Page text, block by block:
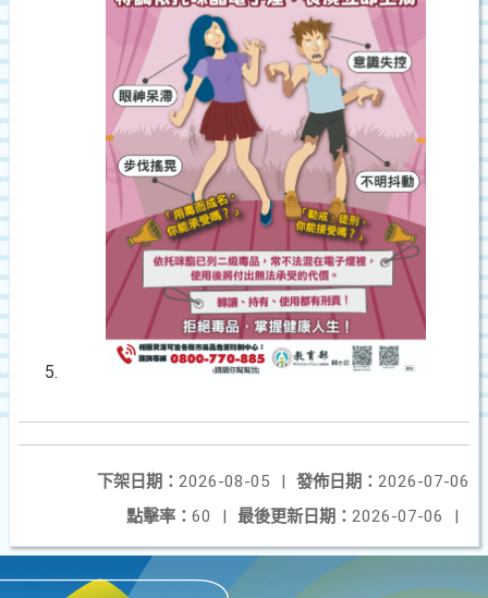
發佈日期： 2026-07-06
下架日期： 2026-08-05
|
最後更新日期： 2026-07-06 |
點擊率： 60 |